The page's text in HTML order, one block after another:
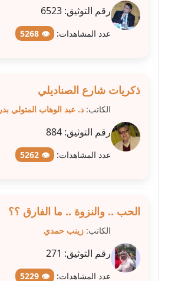
عاملة
مدونة مارية محمد
عاملة
عاملة
مدونة محمد التجاني
عاملة
مدونة محمد الشافعي
رقم التوثيق: 6523
عدد المشاهدات: 👁 5268
ذكريات شارع الصناديلي
الكاتب: د. عبد الوهاب المتولي بدر
رقم التوثيق: 884
عدد المشاهدات: 👁 5262
الحب .. والنزوة .. ما الفارق ؟؟
الكاتب: زينب حمدي
رقم التوثيق: 271
عدد المشاهدات: 👁 5229